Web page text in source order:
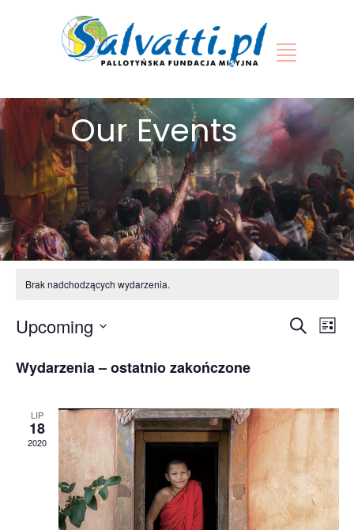
Our Events
Brak nadchodzących wydarzenia.
Views
SzukajList
Upcoming
datę.
Wydarzenia – ostatnio zakończone
LIP
18
2020